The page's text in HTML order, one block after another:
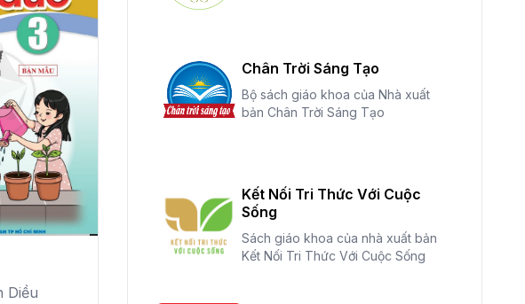
Diều
Chân Trời Sáng Tạo
Bộ sách giáo khoa của Nhà xuất
bản Chân Trời Sáng Tạo
Kết Nối Tri Thức Với Cuộc
Sống
Sách giáo khoa của nhà xuất bản
Kết Nối Tri Thức Với Cuộc Sống